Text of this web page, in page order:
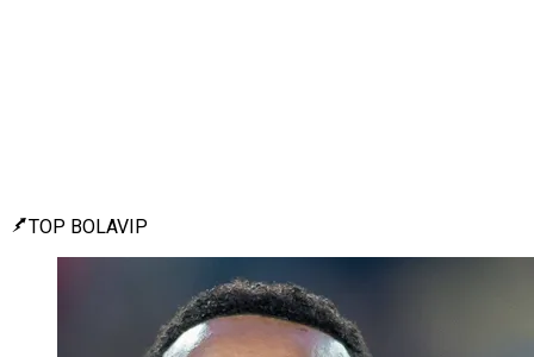
TOP BOLAVIP